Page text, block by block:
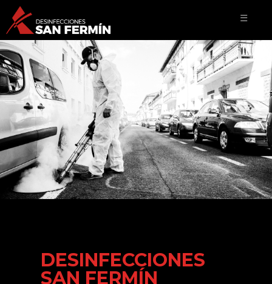
☰
DESINFECCIONES
SAN FERMÍN